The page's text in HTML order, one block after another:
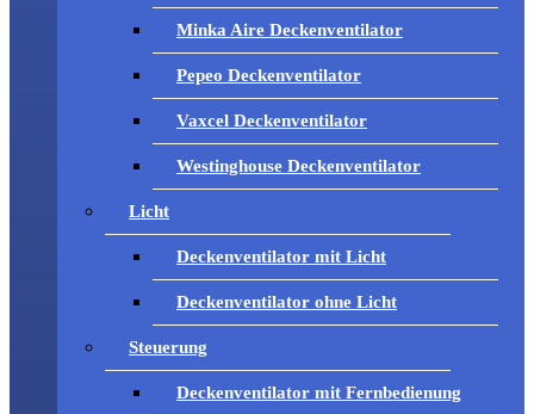
Minka Aire Deckenventilator
Pepeo Deckenventilator
Vaxcel Deckenventilator
Westinghouse Deckenventilator
Licht
Deckenventilator mit Licht
Deckenventilator ohne Licht
Steuerung
Deckenventilator mit Fernbedienung